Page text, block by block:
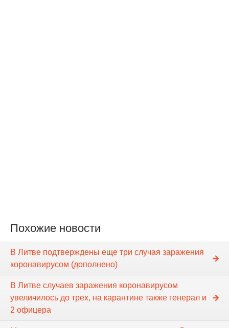
Похожие новости
В Литве подтверждены еще три случая заражения
коронавирусом (дополнено)
В Литве случаев заражения коронавирусом
увеличилось до трех, на карантине также генерал и
2 офицера